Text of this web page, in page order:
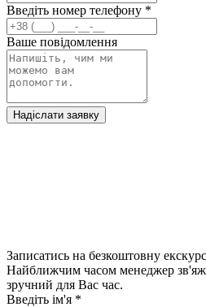
Введіть номер телефону *
Ваше повідомлення
Надіслати заявку
Записатись на безкоштовну
Найближчим часом менеджер
зручний для Вас час.
Введіть ім'я *